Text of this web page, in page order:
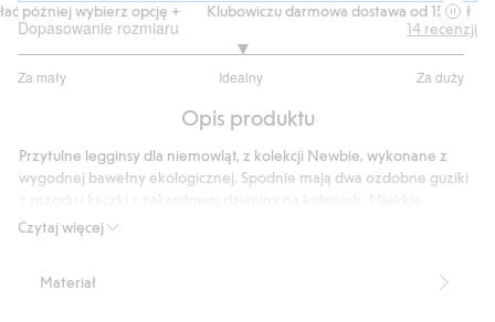
później wybierz opcję +
Klubowiczu darmowa dostawa od 150 zł
Dopasowanie rozmiaru
Za mały Idealny Za duży
na
11
głosów
14 recenzji
Opis produktu
Czytaj więcej
Przytulne legginsy dla niemowląt, z kolekcji Newbie, wykonane z
wygodnej bawełny ekologicznej. Spodnie mają dwa ozdobne guziki
legginsy dla najmłodszych.
Organic cotton- GOTS
Materiał